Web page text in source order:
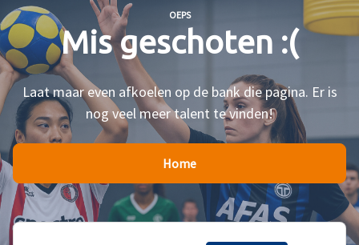
OEPS
Mis geschoten :(
Laat maar even afkoelen op de bank die pagina. Er is
nog veel meer talent te vinden!
Home